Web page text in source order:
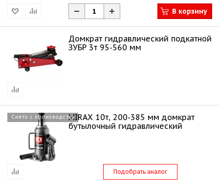
В корзину
Домкрат гидравлический подкатной
ЗУБР 3т 95-560 мм
Снято с производстваMIRAX 10т, 200-385 мм домкрат
бутылочный гидравлический
Подобрать аналог